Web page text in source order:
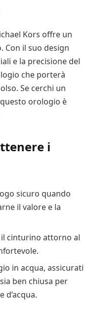
Kors offre un
Con il suo design
e la precisione del
che porterà
Se cerchi un
orologio è
i
sicuro quando
il valore e la
cinturino attorno al
in acqua, assicurati
ben chiusa per
d’acqua.